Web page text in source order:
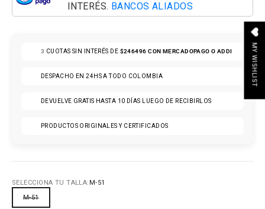
INTERÉS. BANCOS ALIADOS
3 CUOTAS SIN INTERÉS DE $246496CON MERCADOPAGO O ADDI
DESPACHO EN 24HS A TODO COLOMBIA
DEVUELVE GRATIS HASTA 10 DÍAS LUEGO DE RECIBIRLOS
PRODUCTOS ORIGINALES Y CERTIFICADOS
SELECCIONA TU TALLA: M-51
M-51
MY WISHLIST